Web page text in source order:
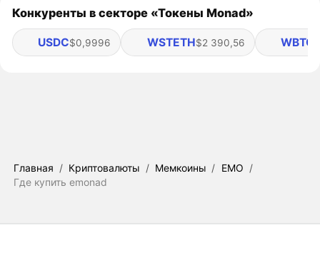
Конкуренты в секторе «Токены Monad»
USDC$0,9996 WSTETH$2 390,56 WBTC
Главная / Криптовалюты / Мемкоины / EMO /
Где купить emonad